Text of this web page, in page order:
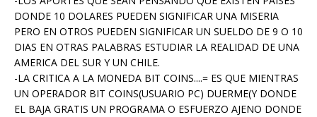
DONDE 10 DOLARES PUEDEN SIGNIFICAR UNA MISERIA
PERO EN OTROS PUEDEN SIGNIFICAR UN SUELDO DE 9 O 10
DIAS EN OTRAS PALABRAS ESTUDIAR LA REALIDAD DE UNA
AMERICA DEL SUR Y UN CHILE.
-LA CRITICA A LA MONEDA BIT COINS....= ES QUE MIENTRAS
UN OPERADOR BIT COINS(USUARIO PC) DUERME(Y DONDE
EL BAJA GRATIS UN PROGRAMA O ESFUERZO AJENO DONDE